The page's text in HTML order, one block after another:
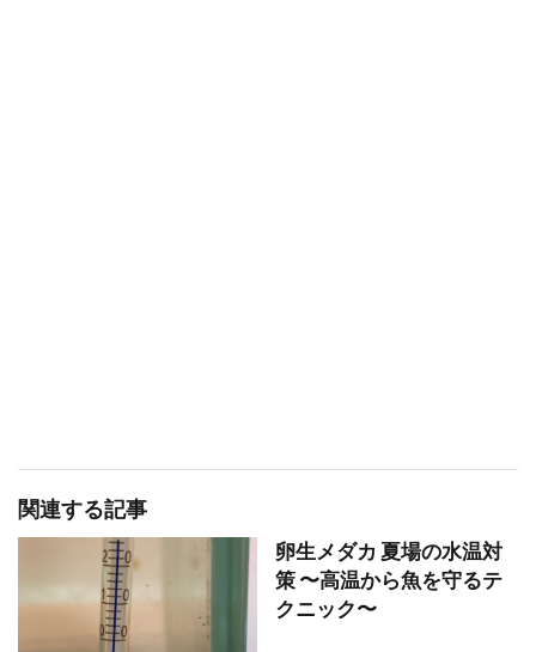
関連する記事
卵生メダカ 夏場の水温対
策 〜高温から魚を守るテ
クニック〜